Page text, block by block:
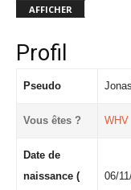
AFFICHER
Profil
Pseudo
Vous êtes ? WHV
Date de
naissance (
06/